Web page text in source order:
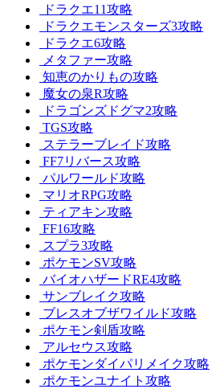
ドラクエ11攻略
ドラクエモンスターズ3攻略
ドラクエ6攻略
メタファー攻略
知恵のかりもの攻略
魔女の泉R攻略
ドラゴンズドグマ2攻略
TGS攻略
ステラーブレイド攻略
FF7リバース攻略
パルワールド攻略
マリオRPG攻略
ティアキン攻略
FF16攻略
スプラ3攻略
ポケモンSV攻略
バイオハザードRE4攻略
サンブレイク攻略
ブレスオブザワイルド攻略
ポケモン剣盾攻略
アルセウス攻略
ポケモンダイパリメイク攻略
ポケモンユナイト攻略